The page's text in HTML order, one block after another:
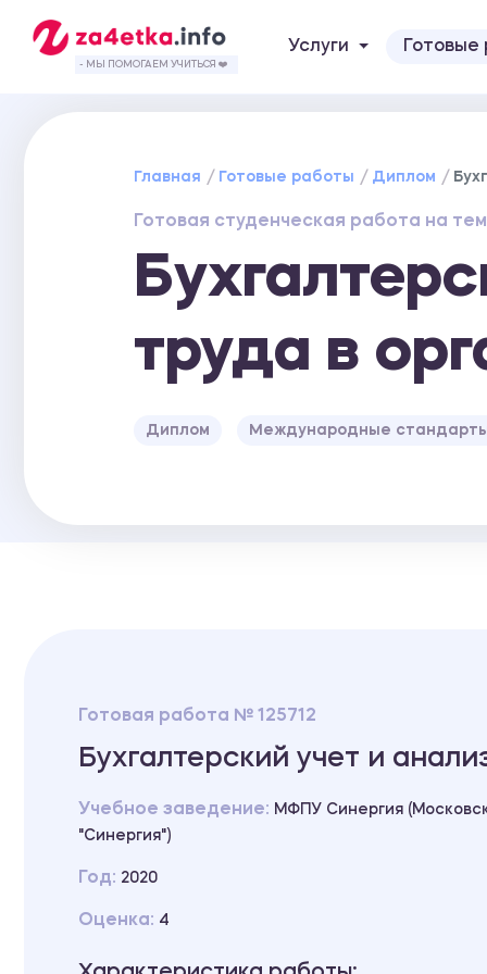
- МЫ ПОМОГАЕМ УЧИТЬСЯ ❤️
Услуги
Главная Готовые работы Диплом
Готовая студенческая работа на
труда в
Диплом Международные
Готовая работа № 125712
Бухгалтерский учет и
Учебное заведение: МФПУ Синергия
"Синергия")
Год: 2020
Оценка: 4